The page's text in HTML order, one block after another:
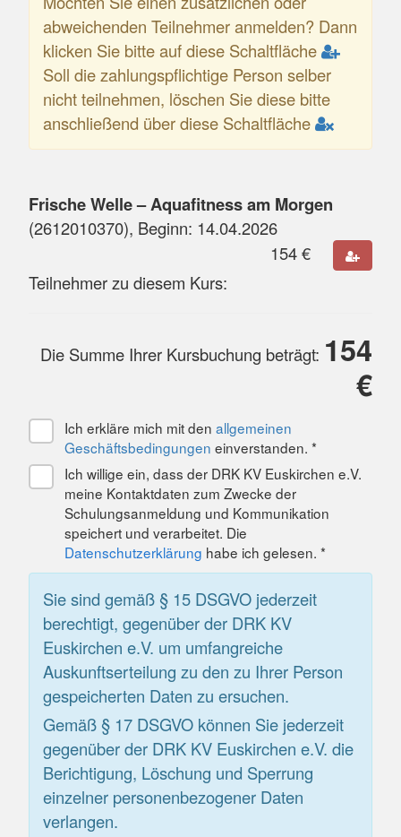
abweichenden Teilnehmer anmelden? Dann
klicken Sie bitte auf diese Schaltfläche
Soll die zahlungspflichtige Person selber
nicht teilnehmen, löschen Sie diese bitte
anschließend über diese Schaltfläche
Frische Welle – Aquafitness am Morgen
(2612010370), Beginn: 14.04.2026
154€
Teilnehmer zu diesem Kurs:
Die Summe Ihrer Kursbuchung beträgt: 154
€
Ich erkläre mich mit den allgemeinen
Geschäftsbedingungen einverstanden. *
Ich willige ein, dass der DRK KV Euskirchen e.V.
meine Kontaktdaten zum Zwecke der
Schulungsanmeldung und Kommunikation
speichert und verarbeitet. Die
Datenschutzerklärung habe ich gelesen. *
Sie sind gemäß § 15 DSGVO jederzeit
berechtigt, gegenüber der DRK KV
Euskirchen e.V. um umfangreiche
Auskunftserteilung zu den zu Ihrer Person
gespeicherten Daten zu ersuchen.
Gemäß § 17 DSGVO können Sie jederzeit
gegenüber der DRK KV Euskirchen e.V. die
Berichtigung, Löschung und Sperrung
einzelner personenbezogener Daten
verlangen.